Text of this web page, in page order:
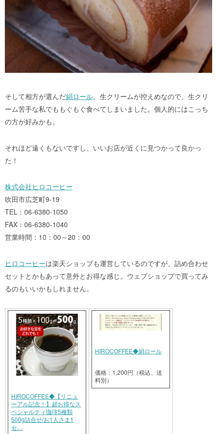
そして相方が選んだ絹ロール。生クリームが控えめなので、生クリ
ーム苦手な私でももぐもぐ食べてしまいました。個人的にはこっち
の方が好みかも。
それほど遠くもないですし、いいお店が近くに見つかって良かっ
た！
株式会社ヒロコーヒー
吹田市広芝町9-19
TEL：06-6380-1050
FAX：06-6380-1040
営業時間：10：00～20：00
ヒロコーヒーは楽天ショップも運営しているのですが、詰め合わせ
セットとかもあって意外とお得な感じ。ウェブショップで買ってみ
るのもいいかもしれません。
HIROCOFFEE◆【リニュ
ーアル記念！】超お得なス
ペシャルティ珈琲5種類
500g詰合せ/お1人さま1
セ…
HIROCOFFEE◆絹ロール
価格：1,200円（税込、送
料別）